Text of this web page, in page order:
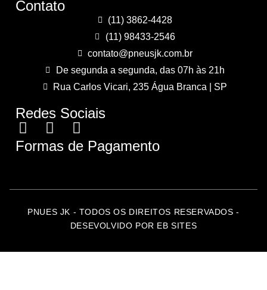
Contato
(11) 3862-4428
(11) 98433-2546
contato@pneusjk.com.br
De segunda a segunda, das 07h às 21h
Rua Carlos Vicari, 235 Água Branca | SP
Redes Sociais
Formas de Pagamento
PNUES JK - TODOS OS DIREITOS RESERVADOS -
DESEVOLVIDO POR EB SITES